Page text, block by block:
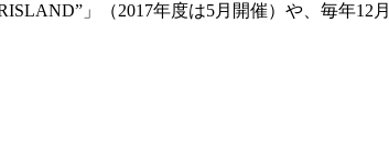
」（2017年度は5月開催）や、毎年